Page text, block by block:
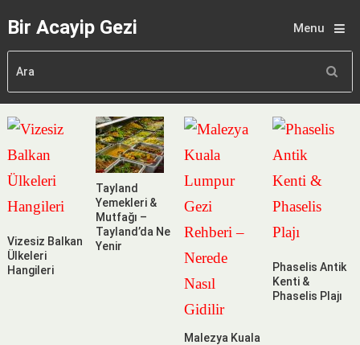
Bir Acayip Gezi Menu
Vizesiz Balkan
Ülkeleri
Hangileri
Tayland
Yemekleri &
Mutfağı –
Tayland’da Ne
Yenir
Malezya Kuala
Phaselis Antik
Kenti &
Phaselis Plajı